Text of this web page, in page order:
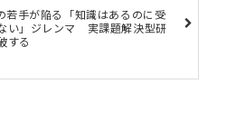
若手が陥る「知識はあるのに受
い」ジレンマ 実課題解決型研
する